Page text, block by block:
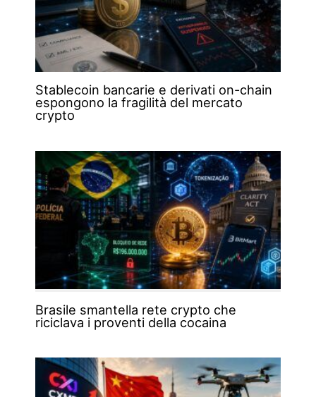
Stablecoin bancarie e derivati on-chain
espongono la fragilità del mercato
crypto
Brasile smantella rete crypto che
riciclava i proventi della cocaina